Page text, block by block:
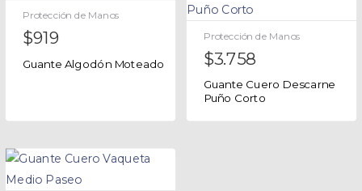
Protección de Manos
$919
Guante Algodón Moteado
Protección de Manos
$3.758
Guante Cuero Descarne
Puño Corto